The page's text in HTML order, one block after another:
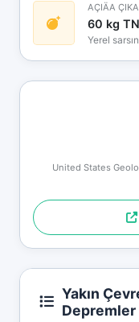
AÇIÄA
60 kg
Yerel
United States
Yakın
Depremler